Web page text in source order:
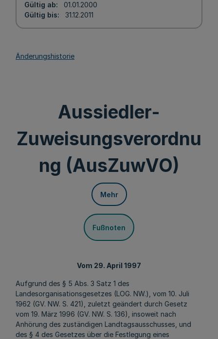
Gültig ab
01.01.2000
Gültig bis
31.12.2011
Änderungshistorie
Aussiedler-
Zuweisungsverordnu
ng (AusZuwVO)
Mehr
Fußnoten
Vom 29. April 1997
Aufgrund des § 5 Abs. 3 Satz 1 des
Landesorganisationsgesetzes (LOG. NW.), vom 10. Juli
1962 (GV. NW. S. 421), zuletzt geändert durch Gesetz
vom 19. März 1996 (GV. NW. S. 136), insoweit nach
Anhörung des zuständigen Landtagsausschusses, und
des § 4 des Gesetzes über die Festlegung eines